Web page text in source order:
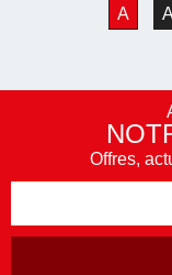
A A
Offres,